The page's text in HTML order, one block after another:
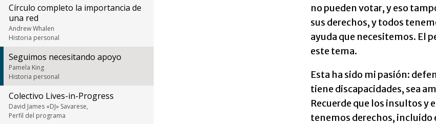
Círculo completo la importancia de
una red
Andrew Whalen
Historia personal
Seguimos necesitando apoyo
Pamela King
Historia personal
Colectivo Lives-in-Progress
David James «DJ» Savarese,
Perfil del programa
no pueden votar, y eso
sus derechos, y todos
ayuda que necesitemos. El
este tema.
Esta ha sido mi pasión:
tiene discapacidades, sea
Recuerde que los insultos y
tenemos derechos, incluido